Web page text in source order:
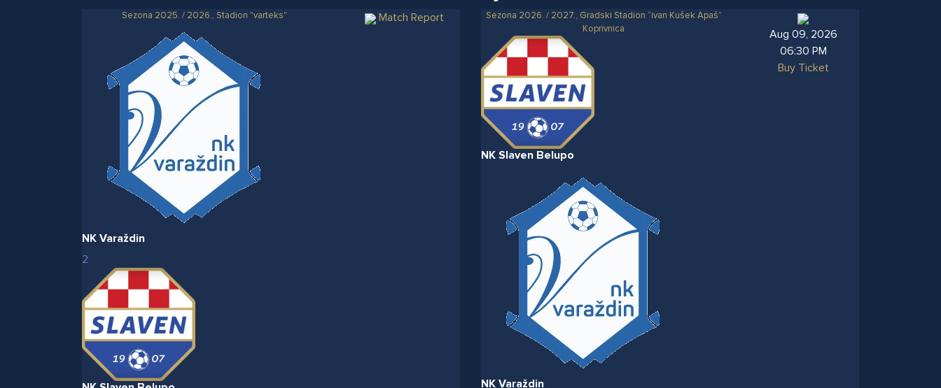
Sezona 2025. / 2026., Stadion "varteks"
NK Varaždin
2
Match Report
Sezona 2026. / 2027., Gradski Stadion “ivan Kušek Apaš”
Koprivnica
NK Slaven Belupo
NK Varaždin
Aug 09, 2026
06:30 PM
Buy Ticket